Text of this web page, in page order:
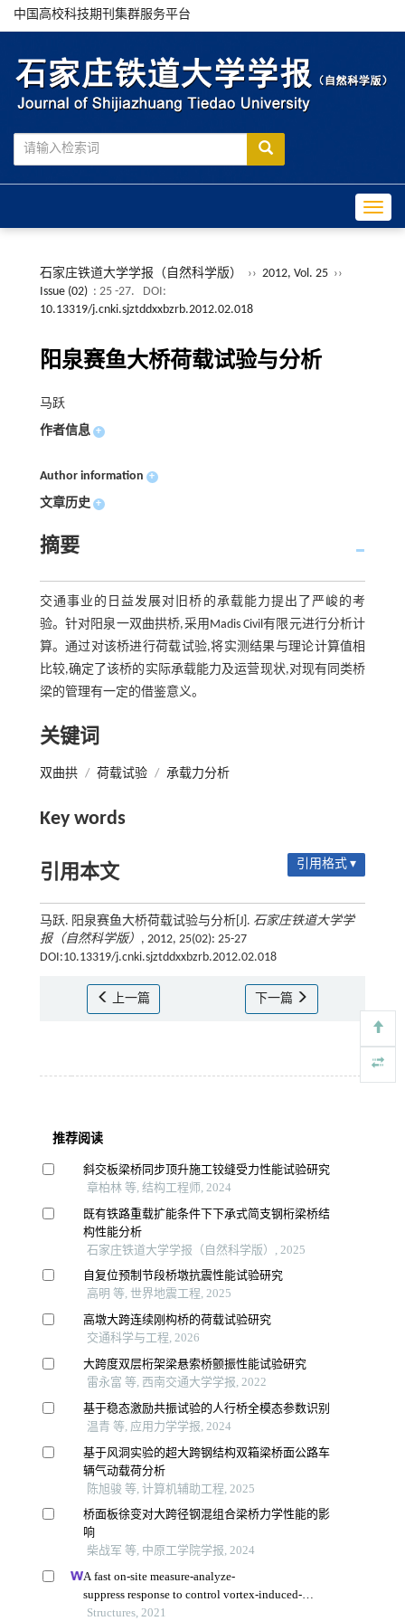
中国高校科技期刊集群服务平台
石家庄铁道大学学报（自然科学版） ›› 2012, Vol. 25 ››
Issue (02) : 25 -27.
DOI:
10.13319/j.cnki.sjztddxxbzrb.2012.02.018
阳泉赛鱼大桥荷载试验与分析
马跃
作者信息 +
Author information +
文章历史 +
摘要
交通事业的日益发展对旧桥的承载能力提出了严峻的考
验。针对阳泉一双曲拱桥,采用Madis Civil有限元进行分析计
算。通过对该桥进行荷载试验,将实测结果与理论计算值相
比较,确定了该桥的实际承载能力及运营现状,对现有同类桥
梁的管理有一定的借鉴意义。
关键词
双曲拱 / 荷载试验 / 承载力分析
Key words
引用本文 引用格式 ▾
马跃. 阳泉赛鱼大桥荷载试验与分析[J]. 石家庄铁道大学学
报（自然科学版） , 2012, 25(02): 25-27
DOI:10.13319/j.cnki.sjztddxxbzrb.2012.02.018
上一篇 下一篇